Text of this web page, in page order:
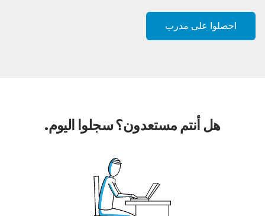
احصلوا على مدرب
هل أنتم مستعدون؟ سجلوا اليوم.